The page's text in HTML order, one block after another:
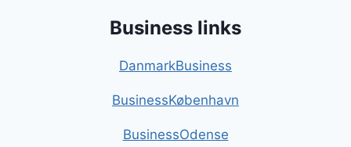
Business links
DanmarkBusiness
BusinessKøbenhavn
BusinessOdense